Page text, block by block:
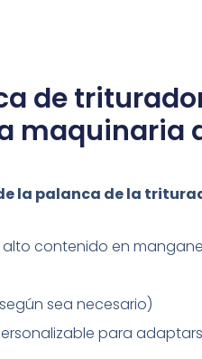
de
maquinaria
la palanca de la
contenido en
sea necesario)
para